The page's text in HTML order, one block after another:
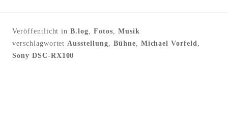
Veröffentlicht inB.log,Fotos, Musik
verschlagwortetAusstellung, Bühne, Michael Vorfeld,
Sony DSC-RX100